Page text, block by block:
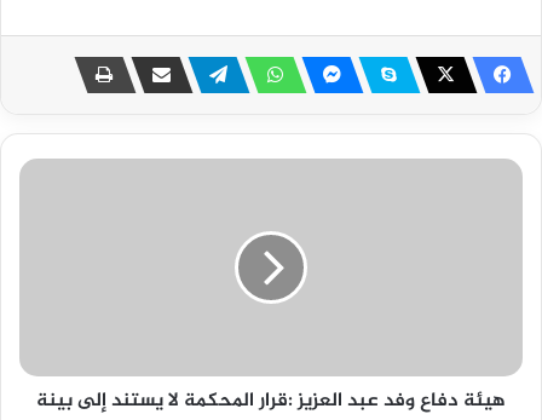
هيئة دفاع وفد عبد العزيز :قرار المحكمة لا يستند إلى بينة